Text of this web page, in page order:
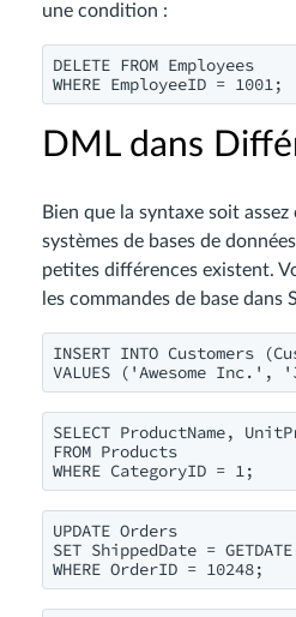
une condition :
DELETE FROM Employees
WHERE EmployeeID = 1001;
DML dans
Bien que la syntaxe soit
systèmes de bases de
petites différences existent.
les commandes de base dans
INSERT INTO Customers
VALUES ('Awesome
SELECT ProductName,
FROM Products
WHERE CategoryID = 1;
UPDATE Orders
SET ShippedDate =
WHERE OrderID = 10248;